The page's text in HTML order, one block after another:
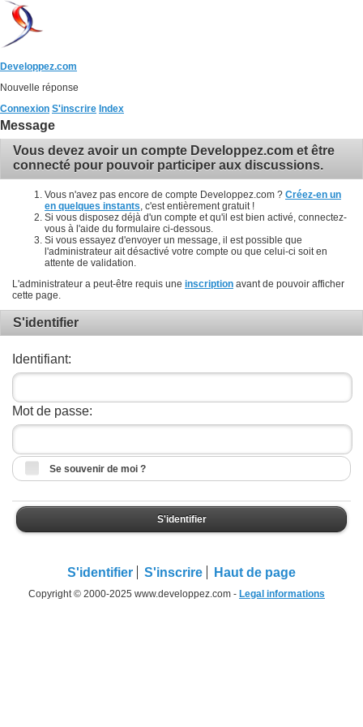
Developpez.com
Nouvelle réponse
Connexion S'inscrire Index
Message
Vous devez avoir un compte Developpez.com et être
connecté pour pouvoir participer aux discussions.
Vous n'avez pas encore de compte Developpez.com ? Créez-en un
en quelques instants , c'est entièrement gratuit !
Si vous disposez déjà d'un compte et qu'il est bien activé, connectez-
vous à l'aide du formulaire ci-dessous.
Si vous essayez d'envoyer un message, il est possible que
l'administrateur ait désactivé votre compte ou que celui-ci soit en
attente de validation.
L'administrateur a peut-être requis une inscription avant de pouvoir afficher
cette page.
S'identifier
Identifiant:
Mot de passe:
Se souvenir de moi ?
S'identifier
S'identifier S'inscrire Haut de page
Copyright © 2000-2025 www.developpez.com - Legal informations